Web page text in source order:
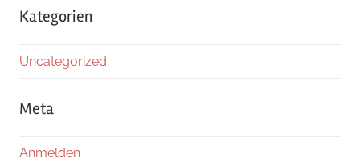
Kategorien
Uncategorized
Meta
Anmelden